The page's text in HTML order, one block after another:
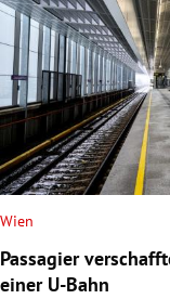
Wien
Passagier
einer U-Bahn